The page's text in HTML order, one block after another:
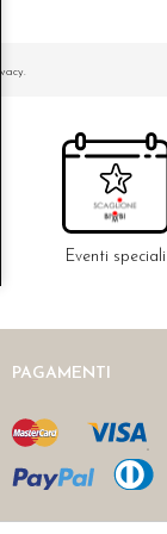
Eventi speciali
PAGAMENTI